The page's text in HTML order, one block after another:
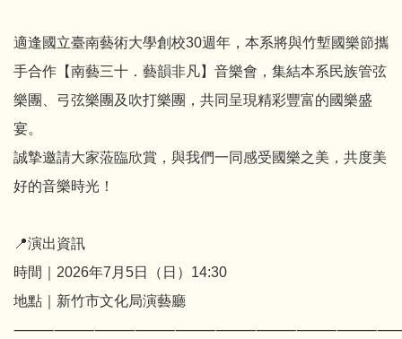
適逢國立臺南藝術大學創校30週年，本系將與竹塹國樂節攜
手合作【南藝三十．藝韻非凡】音樂會，集結本系民族管弦
樂團、弓弦樂團及吹打樂團，共同呈現精彩豐富的國樂盛
宴。
誠摯邀請大家蒞臨欣賞，與我們一同感受國樂之美，共度美
好的音樂時光！
📍演出資訊
時間｜2026年7月5日（日）14:30
地點｜新竹市文化局演藝廳